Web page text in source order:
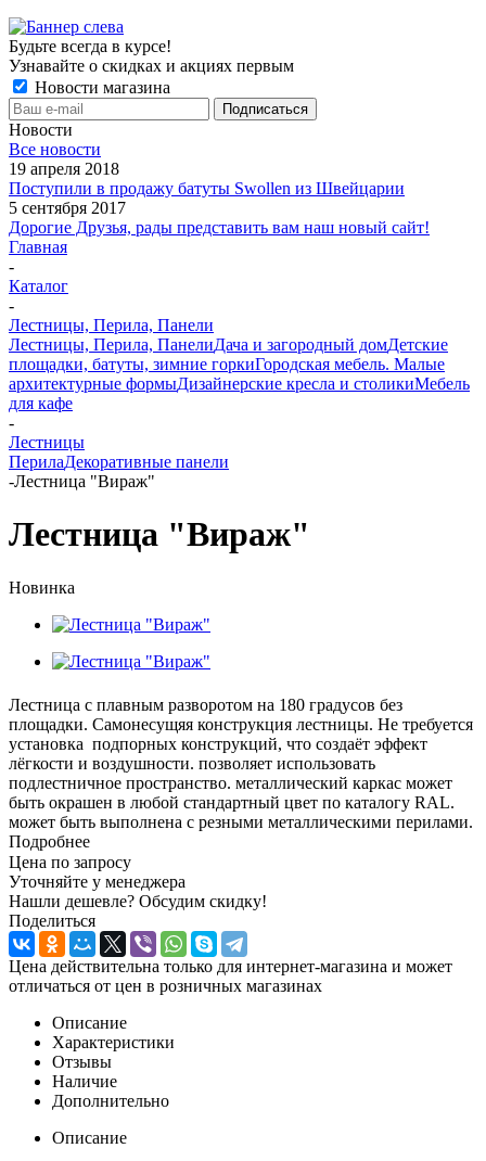
Будьте всегда в курсе!
Узнавайте о скидках и акциях первым
Новости магазина
Новости
Все новости
19 апреля 2018
Поступили в продажу батуты Swollen из Швейцарии
5 сентября 2017
Дорогие Друзья, рады представить вам наш новый сайт!
Главная
-
Каталог
-
Лестницы, Перила, Панели
Лестницы, Перила, ПанелиДача и загородный домДетские
площадки, батуты, зимние горкиГородская мебель. Малые
архитектурные формыДизайнерские кресла и столикиМебель
для кафе
-
Лестницы
ПерилаДекоративные панели
-Лестница "Вираж"
Лестница "Вираж"
Новинка
Лестница с плавным разворотом на 180 градусов без
площадки. Самонесущяя конструкция лестницы. Не требуется
установка подпорных конструкций, что создаёт эффект
лёгкости и воздушности. позволяет использовать
подлестничное пространство. металлический каркас может
быть окрашен в любой стандартный цвет по каталогу RAL.
может быть выполнена с резными металлическими перилами.
Подробнее
Цена по запросу
Уточняйте у менеджера
Нашли дешевле? Обсудим скидку!
Поделиться
Цена действительна только для интернет-магазина и может
отличаться от цен в розничных магазинах
Описание
Характеристики
Отзывы
Наличие
Дополнительно
Описание